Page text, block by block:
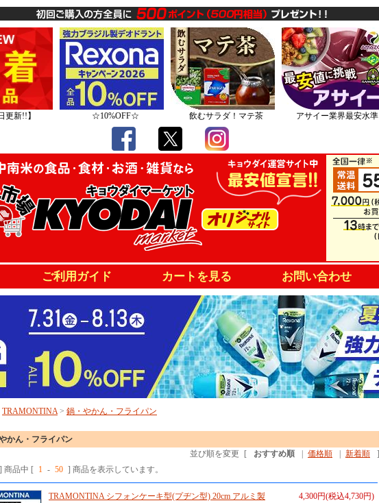
更新!!】 ☆10%OFF☆ 飲むサラダ！マテ茶 アサイー業界最安水準
ご利用ガイド カートを見る お問い合わせ
TRAMONTINA> 鍋・やかん・フライパン
かん・フライパン
並び順を変更
[ おすすめ順 価格順 新着順
]
] 商品中 [ 1 - 50 ] 商品を表示しています。
4,300円(税込4,730円)
TRAMONTINA シフォンケーキ型(プヂン型) 20cm アルミ製